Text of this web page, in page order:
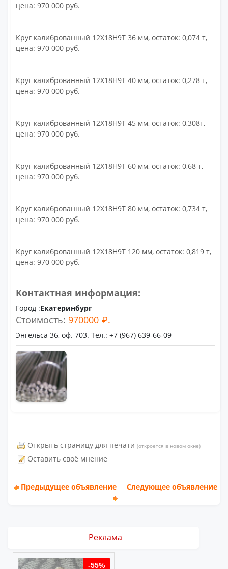
цена: 970 000 руб.
Круг калиброванный 12Х18Н9Т 36 мм, остаток: 0,074 т,
цена: 970 000 руб.
Круг калиброванный 12Х18Н9Т 40 мм, остаток: 0,278 т,
цена: 970 000 руб.
Круг калиброванный 12Х18Н9Т 45 мм, остаток: 0,308т,
цена: 970 000 руб.
Круг калиброванный 12Х18Н9Т 60 мм, остаток: 0,68 т,
цена: 970 000 руб.
Круг калиброванный 12Х18Н9Т 80 мм, остаток: 0,734 т,
цена: 970 000 руб.
Круг калиброванный 12Х18Н9Т 120 мм, остаток: 0,819 т,
цена: 970 000 руб.
Контактная информация:
Город :Екатеринбург
Стоимость: 970000 ₽.
Энгельса 36, оф. 703. Тел.: +7 (967) 639-66-09
Открыть страницу для печати (откроется в новом окне)
Оставить своё мнение
Предыдущее объявление Следующее объявление
Реклама
-55%